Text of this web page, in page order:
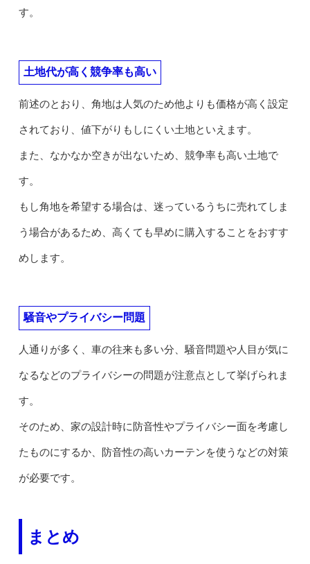
す。
土地代が高く競争率も高い
前述のとおり、角地は人気のため他よりも価格が高く設定
されており、値下がりもしにくい土地といえます。
また、なかなか空きが出ないため、競争率も高い土地で
す。
もし角地を希望する場合は、迷っているうちに売れてしま
う場合があるため、高くても早めに購入することをおすす
めします。
騒音やプライバシー問題
人通りが多く、車の往来も多い分、騒音問題や人目が気に
なるなどのプライバシーの問題が注意点として挙げられま
す。
そのため、家の設計時に防音性やプライバシー面を考慮し
たものにするか、防音性の高いカーテンを使うなどの対策
が必要です。
まとめ